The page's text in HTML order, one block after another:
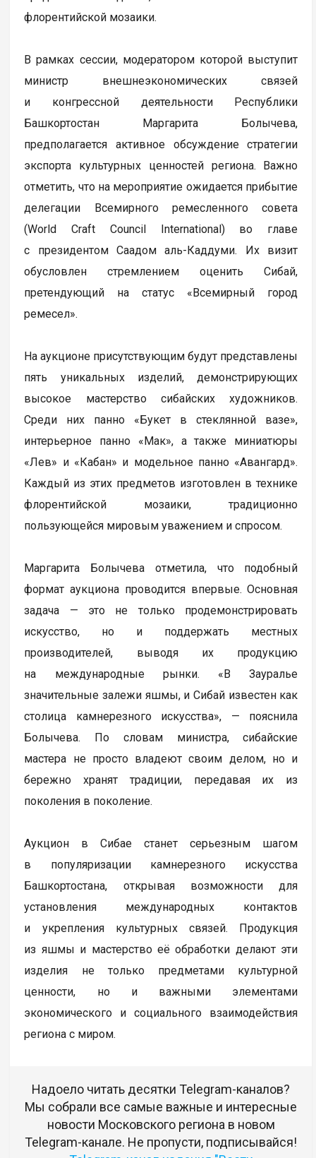
флорентийской мозаики.
В рамках сессии, модератором которой выступит
министр внешнеэкономических связей
и конгрессной деятельности Республики
Башкортостан Маргарита Болычева,
предполагается активное обсуждение стратегии
экспорта культурных ценностей региона. Важно
отметить, что на мероприятие ожидается прибытие
делегации Всемирного ремесленного совета
(World Craft Council International) во главе
с президентом Саадом аль-Каддуми. Их визит
обусловлен стремлением оценить Сибай,
претендующий на статус «Всемирный город
ремесел».
На аукционе присутствующим будут представлены
пять уникальных изделий, демонстрирующих
высокое мастерство сибайских художников.
Среди них панно «Букет в стеклянной вазе»,
интерьерное панно «Мак», а также миниатюры
«Лев» и «Кабан» и модельное панно «Авангард».
Каждый из этих предметов изготовлен в технике
флорентийской мозаики, традиционно
пользующейся мировым уважением и спросом.
Маргарита Болычева отметила, что подобный
формат аукциона проводится впервые. Основная
задача — это не только продемонстрировать
искусство, но и поддержать местных
производителей, выводя их продукцию
на международные рынки. «В Зауралье
значительные залежи яшмы, и Сибай известен как
столица камнерезного искусства», — пояснила
Болычева. По словам министра, сибайские
мастера не просто владеют своим делом, но и
бережно хранят традиции, передавая их из
поколения в поколение.
Аукцион в Сибае станет серьезным шагом
в популяризации камнерезного искусства
Башкортостана, открывая возможности для
установления международных контактов
и укрепления культурных связей. Продукция
из яшмы и мастерство её обработки делают эти
изделия не только предметами культурной
ценности, но и важными элементами
экономического и социального взаимодействия
региона с миром.
Надоело читать десятки Telegram-каналов?
Мы собрали все самые важные и интересные
новости Московского региона в новом
Telegram-канале. Не пропусти, подписывайся!